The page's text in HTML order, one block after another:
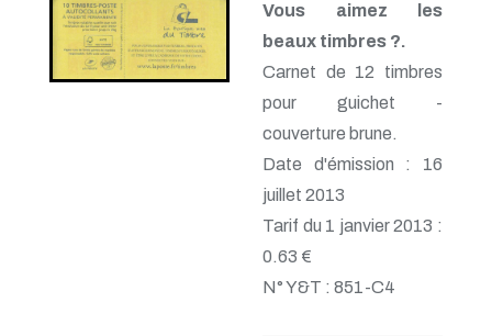
Vous aimez les
beaux timbres ?.
Carnet de 12 timbres
pour guichet -
couverture brune.
Date d'émission : 16
juillet 2013
Tarif du 1 janvier 2013 :
0.63 €
N° Y&T : 851-C4